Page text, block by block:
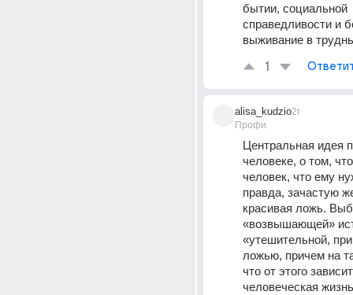
бытии, социальной
справедливости и
выживание в
1
alisa_kudzio
Профи
2г
Центральная идея
человеке, о том,
человек, что ему
правда, зачастую
красивая ложь.
«возвышающей»
«утешительной,
ложью, причем на
что от этого зависит
человеческая